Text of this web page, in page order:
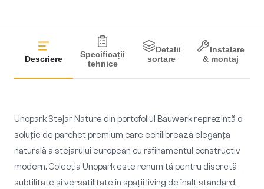
Descriere
Specificații
tehnice
Detalii
sortare
Instalare
& montaj
Unopark Stejar Nature din portofoliul Bauwerk reprezintă o
soluție de parchet premium care echilibrează eleganța
naturală a stejarului european cu rafinamentul constructiv
modern. Colecția Unopark este renumită pentru discretă
subtilitate și versatilitate în spații living de înalt standard,